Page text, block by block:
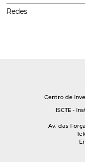
Redes
Centro de
ISCTE -
Av. das